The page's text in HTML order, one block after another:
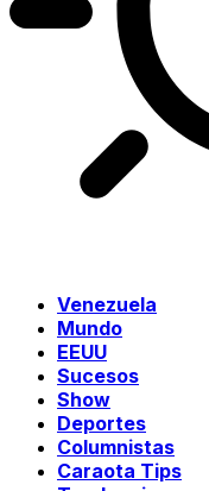
Venezuela
Mundo
EEUU
Sucesos
Show
Deportes
Columnistas
Caraota Tips